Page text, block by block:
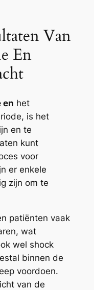
Van
En
en het
is het
en te
kunt
voor
er enkele
zijn om te
patiënten vaak
wat
wel shock
binnen de
voordoen.
van de